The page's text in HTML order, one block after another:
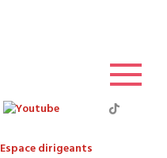
Espace dirigeants